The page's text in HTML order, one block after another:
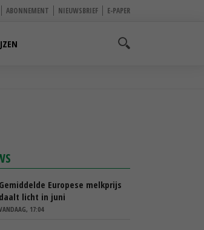
ABONNEMENT NIEUWSBRIEF E-PAPER
Gemiddelde Europese melkprijs
daalt licht in juni
17:04